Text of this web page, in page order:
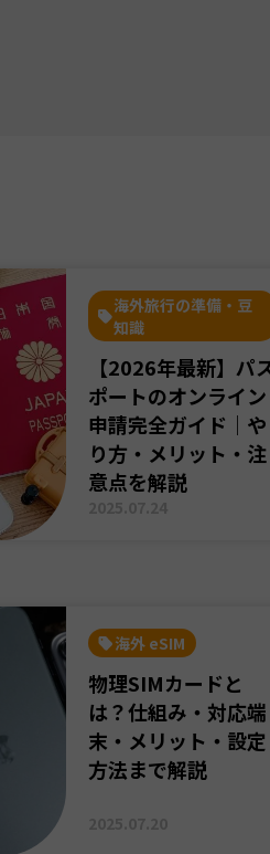
海外旅行の準備・豆
知識
【2026年最新】パ
ポートのオンライン
申請完全ガイド｜や
り方・メリット・注
意点を解説
海外 eSIM
物理SIMカードと
は？仕組み・対応端
末・メリット・設定
方法まで解説